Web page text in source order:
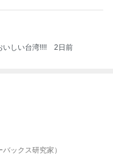
いしい台湾!!!! 2日前
ックス研究家）